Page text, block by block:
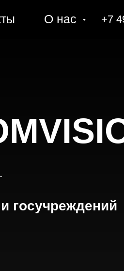
О нас +7
госучреждений